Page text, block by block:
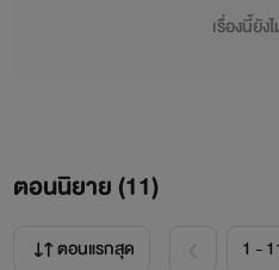
เรื่องนี้ยัง
ตอนนิยาย (11)
ตอนแรกสุด